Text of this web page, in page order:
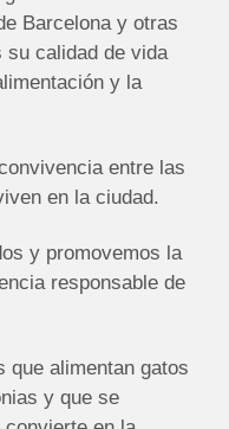
Barcelona y otras
su calidad de vida
y la
entre las
en la ciudad.
y promovemos la
responsable de
que alimentan gatos
y que se